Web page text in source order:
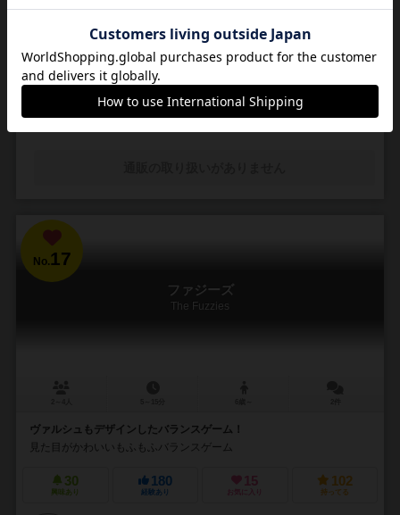
レスをひたすら納め続ける健気な職人たちの12か月
昔々ある所に，それはもう素敵なお姫様がおりました。そのお姫様に
一目ぼれしてしまったジュリアーノ王子。 告白するも無下に断られて
しまいました。しかし諦めきれない王子様。 ...
興味あり
56
経験あり
6
お気に入り 持ってる
No.17
ファジーズ
The Fuzzies
ヴァルシュもデザインしたバランスゲーム！
見た目がかわいいもふもふバランスゲーム
30
興味あり
180
経験あり
15
お気に入り
102
持ってる